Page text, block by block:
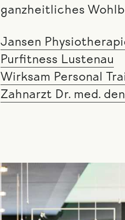
ganzheitliches
Jansen
Purfitness Lustenau
Wirksam Personal
Zahnarzt Dr. med.